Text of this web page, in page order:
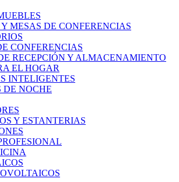
MESAS DE CONFERENCIAS
CONFERENCIAS
RECEPCIÓN Y ALMACENAMIENTO
EL HOGAR
INTELIGENTES
DE NOCHE
Y ESTANTERIAS